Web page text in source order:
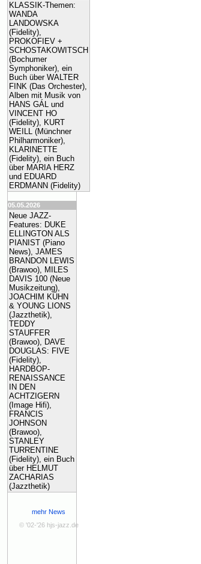
KLASSIK-Themen:
WANDA
LANDOWSKA
(Fidelity),
PROKOFIEV +
SCHOSTAKOWITSCH
(Bochumer
Symphoniker), ein
Buch über WALTER
FINK (Das Orchester),
Alben mit Musik von
HANS GÁL und
VINCENT HO
(Fidelity), KURT
WEILL (Münchner
Philharmoniker),
KLARINETTE
(Fidelity), ein Buch
über MARIA HERZ
und EDUARD
ERDMANN (Fidelity)
05.05.2026
Neue JAZZ-
Features: DUKE
ELLINGTON ALS
PIANIST (Piano
News), JAMES
BRANDON LEWIS
(Brawoo), MILES
DAVIS 100 (Neue
Musikzeitung),
JOACHIM KÜHN
& YOUNG LIONS
(Jazzthetik),
TEDDY
STAUFFER
(Brawoo), DAVE
DOUGLAS: FIVE
(Fidelity),
HARDBOP-
RENAISSANCE
IN DEN
ACHTZIGERN
(Image Hifi),
FRANCIS
JOHNSON
(Brawoo),
STANLEY
TURRENTINE
(Fidelity), ein Buch
über HELMUT
ZACHARIAS
(Jazzthetik)
mehr News
© '02-'26 hjs-jazz.de